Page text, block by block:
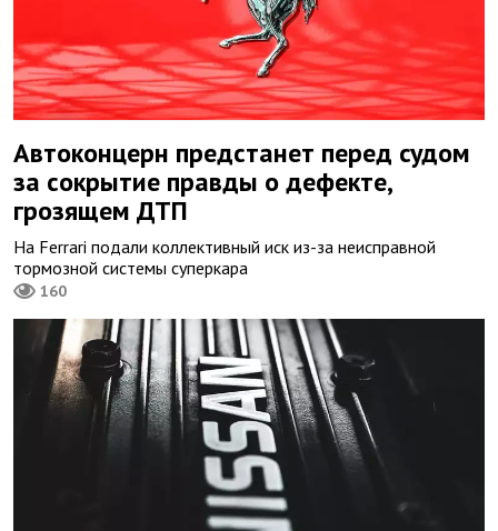
Автоконцерн предстанет перед судом
за сокрытие правды о дефекте,
грозящем ДТП
На Ferrari подали коллективный иск из-за неисправной
тормозной системы суперкара
160